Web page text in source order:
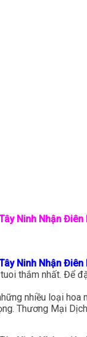
Ninh Nhận
Ninh Nhận
thắm nhất. Để
nhiều loại
Thương Mại